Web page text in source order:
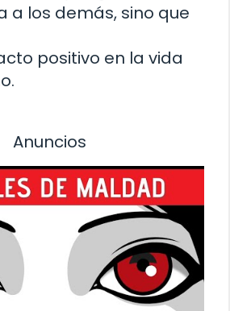
a los demás, sino que
positivo en la vida
Anuncios